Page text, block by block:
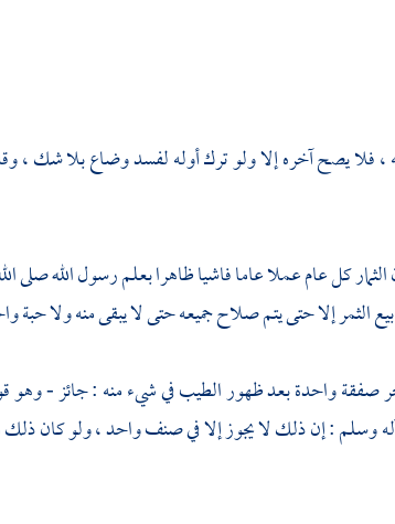
، فلا يصح آخره إلا ولو ترك أوله لفسد وضاع بلا شك ،
كل عام عملا عاما فاشيا ظاهرا بعلم رسول الله صلى
الثمر إلا حتى يتم صلاح جميعه حتى لا يبقى منه ولا حبة
صفقة واحدة بعد ظهور الطيب في شيء منه : جائز - وهو
وسلم : إن ذلك لا يجوز إلا في صنف واحد ، ولو كان ذلك